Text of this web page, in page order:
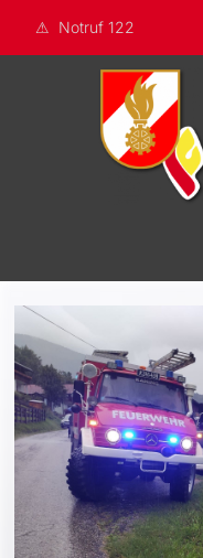
Notruf 122